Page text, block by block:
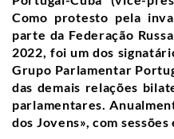
Como protesto pela
parte da Federação
2022, foi um dos
Grupo Parlamentar
das demais relações
parlamentares.
dos Jovens», com sessões